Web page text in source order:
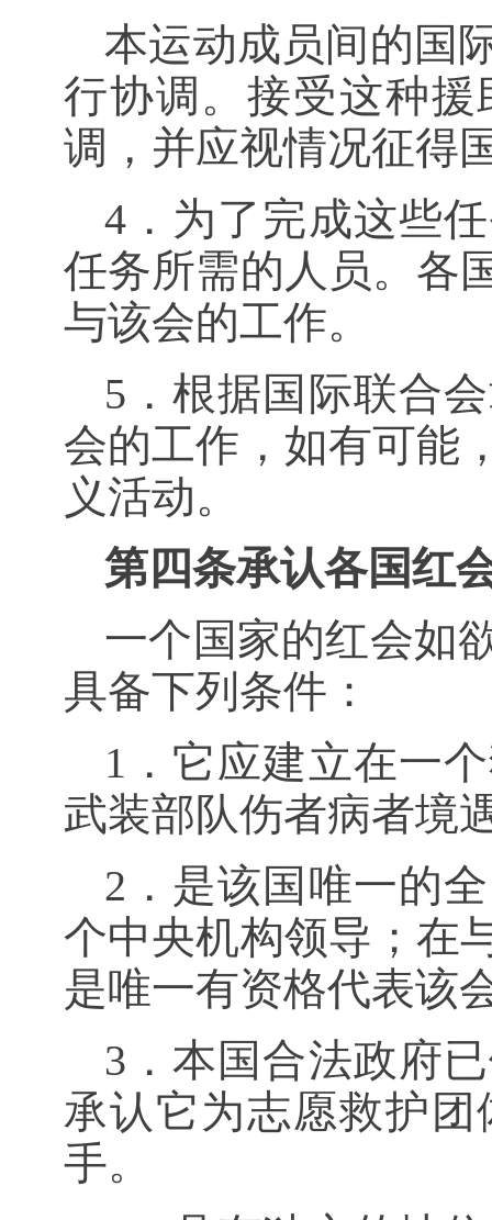
本运动成员间的国
行协调。接受这种
调，并应视情况征得
4．为了完成这些
任务所需的人员。各
与该会的工作。
5．根据国际联合
会的工作，如有可能
义活动。
第四条承认各国红
一个国家的红会如
具备下列条件：
1．它应建立在一
武装部队伤者病者境
2．是该国唯一的
个中央机构领导；在
是唯一有资格代表该
3．本国合法政府
承认它为志愿救护
手。